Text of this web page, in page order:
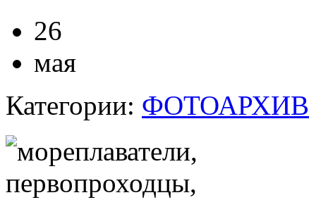
26
мая
Категории: ФОТОАРХИВ